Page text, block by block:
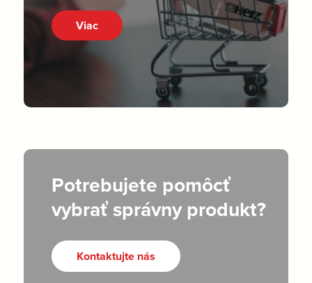
Viac
Potrebujete pomôcť
vybrať správny produkt?
Kontaktujte nás